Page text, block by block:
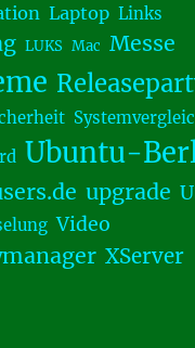
Laptop Links
LUKS Mac Messe
Ubuntu-
upgrade
Video
XServer